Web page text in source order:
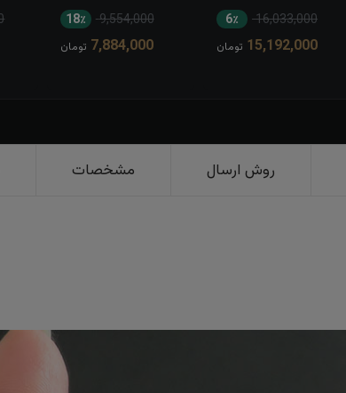
16,033,000 6٪
15,192,000 تومان
9,554,000 18٪
7,884,000 تومان
روش ارسال مشخصات